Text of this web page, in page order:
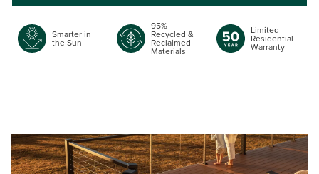
Smarter in
the Sun
95%
Recycled &
Reclaimed
Materials
Limited
Residential
Warranty